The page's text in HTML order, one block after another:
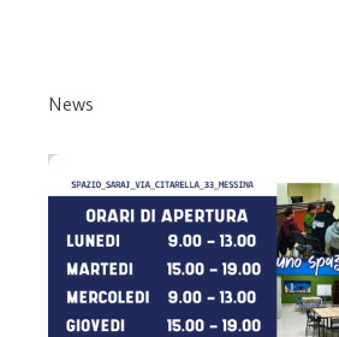
News
Spazio Saraj,
Partecipazione